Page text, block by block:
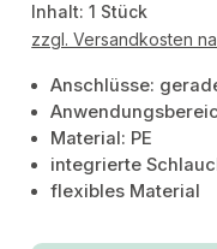
Inhalt:1 Stück
zzgl. Versandkosten
Anschlüsse:
Material: PE
integrierte
flexibles Material